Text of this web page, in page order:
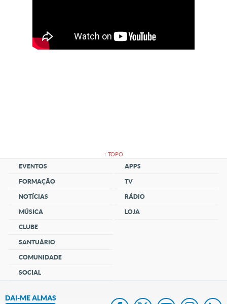
↑ TOPO
EVENTOS
FORMAÇÃO
NOTÍCIAS
MÚSICA
CLUBE
SANTUÁRIO
COMUNIDADE
SOCIAL
APPS
TV
RÁDIO
LOJA
DAI-ME ALMAS